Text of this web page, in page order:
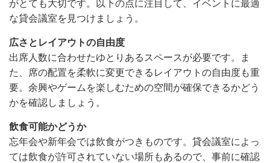
がとても大切です。以下の点に注目して、イベントに最適
な貸会議室を見つけましょう。
広さとレイアウトの自由度
出席人数に合わせたゆとりあるスペースが必要です。ま
た、席の配置を柔軟に変更できるレイアウトの自由度も重
要。余興やゲームを楽しむための空間が確保できるかどう
かを確認しましょう。
飲食可能かどうか
忘年会や新年会では飲食がつきものです。貸会議室によっ
ては飲食が許可されていない場所もあるので、事前に確認